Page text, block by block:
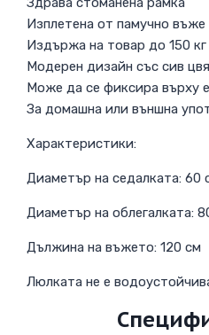
Изплетена от памучно въже
Издържа на товар до 150 кг
Модерен дизайн със сив
Може да се фиксира върху
За домашна или външна
Характеристики:
Диаметър на седалката: 60
Диаметър на облегалката:
Дължина на въжето: 120 см
Люлката не е